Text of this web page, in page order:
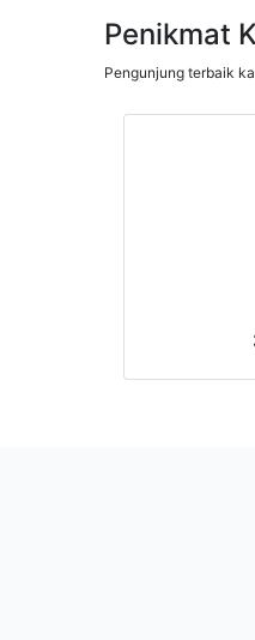
Penikmat
Pengunjung terbaik